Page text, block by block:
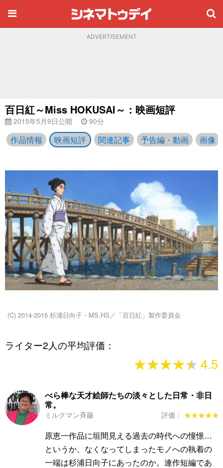
ADVERTISEMENT
百日紅～Miss HOKUSAI～：映画短評
2015年5月9日公開 90分
作品情報 映画短評 関連記事 予告編・動画 画像
(C) 2014-2015 杉浦日向子・MS.HS／「百日紅」製作委員会
ライター2人の平均評価：
★★★★★
★★★★★4.5
べら棒な天才絵師たちの淡々とした日常・非日
常。
ミルクマン斉藤 評価： ★★★★★
★★★★★
原恵一作品に垣間見える過去の時代への憧憬…
というか、なくなってしまったモノへの執着の
一端は杉浦日向子にあったのか。連作短編であ